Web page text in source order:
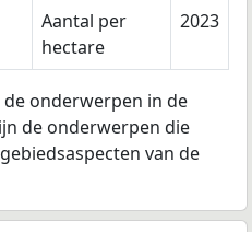
Aantal per
hectare
2023
onderwerpen in de
de onderwerpen die
van de